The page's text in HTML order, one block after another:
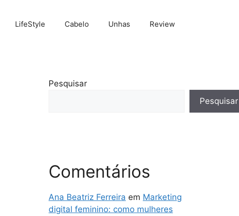
LifeStyle Cabelo Unhas Review
Pesquisar
Pesquisar
Comentários
Ana Beatriz Ferreira em Marketing
digital feminino: como mulheres